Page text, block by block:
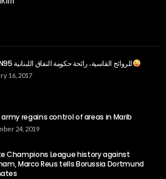
استعملوا N95 للروائح القاسية، رائحة حكومة النفاق اللبنانية
16, 2017
regains control of areas in Marib
24, 2019
Champions League history against
Marco Reus tells Borussia Dortmund